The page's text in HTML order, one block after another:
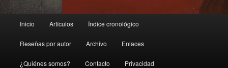
principal
Inicio Artículos Índice cronológico
Reseñas por autor Archivo Enlaces
¿Quiénes somos? Contacto Privacidad